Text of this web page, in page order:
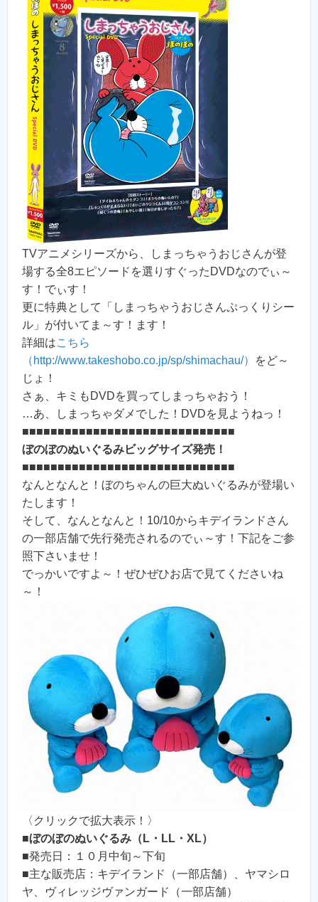
TVアニメシリーズから、しまっちゃうおじさんが登
場する全8エピソードを選りすぐったDVDなのでぃ～
す！でぃす！
更に特典として「しまっちゃうおじさんぷっくりシー
ル」が付いてま～す！ます！
詳細はこちら
（http://www.takeshobo.co.jp/sp/shimachau/）
をど～
じょ！
さぁ、キミもDVDを買ってしまっちゃおう！
…あ、しまっちゃダメでした！DVDを見ようねっ！
■■■■■■■■■■■■■■■■■■■■■■■■■■■■■■
ぼのぼのぬいぐるみビッグサイズ発売！
■■■■■■■■■■■■■■■■■■■■■■■■■■■■■■
なんとなんと！ぼのちゃんの巨大ぬいぐるみが登場い
たします！
そして、なんとなんと！10/10からキデイランドさん
の一部店舗で先行発売されるのでぃ～す！下記をご参
照下さいませ！
でっかいですよ～！ぜひぜひお店で見てくださいね
～！
〈クリックで拡大表示！〉
■ぼのぼのぬいぐるみ（L・LL・XL）
■発売日：１０月中旬～下旬
■主な販売店：キデイランド（一部店舗）、ヤマシロ
ヤ、ヴィレッジヴァンガード（一部店舗）